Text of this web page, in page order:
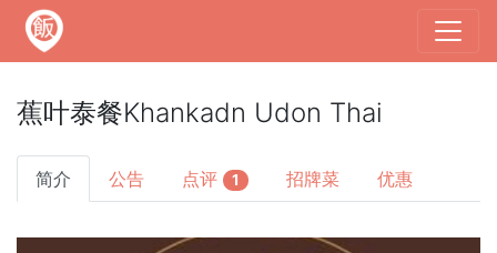
蕉叶泰餐Khankadn Udon Thai
简介 公告 点评 1 招牌菜 优惠